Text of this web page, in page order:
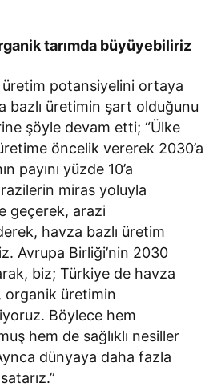
tarımda büyüyebiliriz
üretim potansiyelini ortaya
bazlı üretimin şart olduğunu
şöyle devam etti; “Ülke
öncelik vererek 2030’a
payını yüzde 10’a
miras yoluyla
geçerek, arazi
havza bazlı üretim
Avrupa Birliği’nin 2030
biz; Türkiye de havza
organik üretimin
Böylece hem
hem de sağlıklı nesiller
dünyaya daha fazla